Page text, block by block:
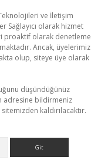
ve İletişim
Sağlayıcı olarak hizmet
proaktif olarak denetleme
Ancak, üyelerimiz
olup, siteye üye olarak
düşündüğünüz
adresine bildirmeniz
kaldırılacaktır.